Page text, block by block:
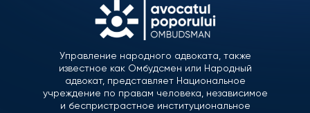
Управление народного адвоката, также
известное как Омбудсмен или Народный
адвокат, представляет Национальное
учреждение по правам человека, независимое
и беспристрастное институциональное